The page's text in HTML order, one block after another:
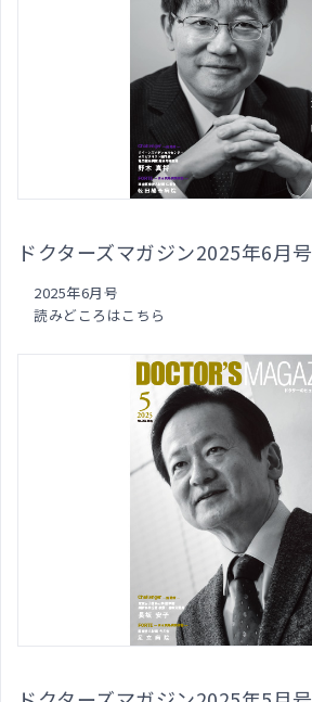
ドクターズマガジン2025年6月号
2025年6月号
読みどころはこちら